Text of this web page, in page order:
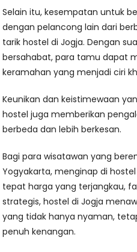
Selain itu, kesempatan untuk
dengan pelancong lain dari
tarik hostel di Jogja. Dengan
bersahabat, para tamu dapat
keramahan yang menjadi ciri
Keunikan dan keistimewaan
hostel juga memberikan
berbeda dan lebih berkesan.
Bagi para wisatawan yang
Yogyakarta, menginap di
tepat harga yang terjangkau,
strategis, hostel di Jogja
yang tidak hanya nyaman,
penuh kenangan.